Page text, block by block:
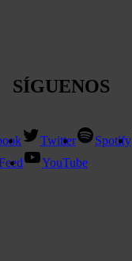
SÍGUENOS
Twitter Spotify
YouTube